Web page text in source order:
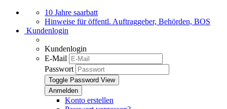
10 Jahre saarbatt
Hinweise für öffentl. Auftraggeber, Behörden, BOS
Kundenlogin
Kundenlogin
E-Mail
Passwort
Toggle Password View
Konto erstellen